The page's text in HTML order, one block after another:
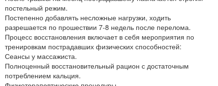
постельный режим.
Постепенно добавлять несложные нагрузки, ходить
разрешается по прошествии 7-8 недель после перелома.
Процесс восстановления включает в себя мероприятия по
тренировкам пострадавших физических способностей:
Сеансы у массажиста.
Полноценный восстановительный рацион с достаточным
потреблением кальция.